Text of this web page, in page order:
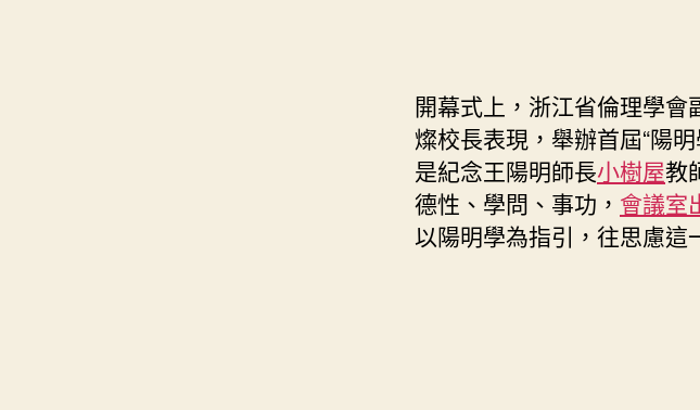
開幕式上，浙江省倫理學
燦校長表現，舉辦首屆“陽
是紀念王陽明師長小樹屋教
德性、學問、事功， 會議室
以陽明學為指引，往思慮這